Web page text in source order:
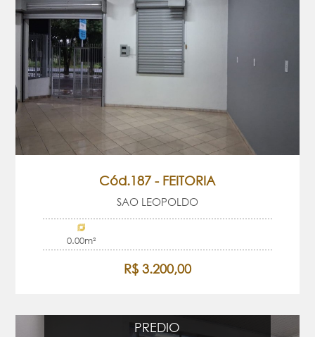
Cód.187 - FEITORIA
SAO LEOPOLDO
0.00m²
R$ 3.200,00
PREDIO